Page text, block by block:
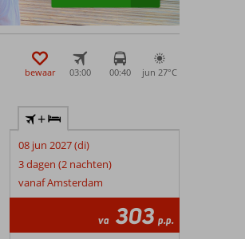
bewaar 03:00 00:40 jun 27°C
+
08 jun 2027 (di)
3 dagen (2 nachten)
vanaf Amsterdam
va 303 p.p.